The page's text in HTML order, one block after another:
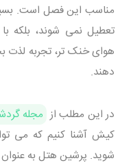
مناسب این فصل است.
تعطیل نمی شوند، بلکه
هوای خنک تر، تجربه لذت
دهند.
در این مطلب از مجله
کیش آشنا کنیم که می
شوید. پرشین هتل به عنوان